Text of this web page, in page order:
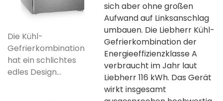
Die Kühl-
Gefrierkombination
hat ein schlichtes
edles Design...
sich aber ohne großen
Aufwand auf Linksanschlag
umbauen. Die Liebherr Kühl-
Gefrierkombination der
Energieeffizienzklasse A
verbraucht im Jahr laut
Liebherr 116 kWh. Das Gerät
wirkt insgesamt